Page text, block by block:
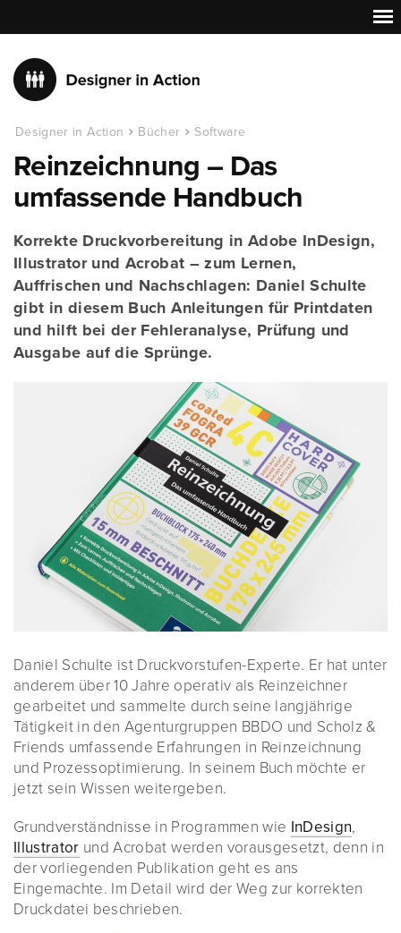
Designer in Action Bücher Software
Reinzeichnung – Das
umfassende Handbuch
Korrekte Druckvorbereitung in Adobe InDesign,
Illustrator und Acrobat – zum Lernen,
Auffrischen und Nachschlagen: Daniel Schulte
gibt in diesem Buch Anleitungen für Printdaten
und hilft bei der Fehleranalyse, Prüfung und
Ausgabe auf die Sprünge.
Daniel Schulte ist Druckvorstufen-Experte. Er hat unter
anderem über 10 Jahre operativ als Reinzeichner
gearbeitet und sammelte durch seine langjährige
Tätigkeit in den Agenturgruppen BBDO und Scholz &
Friends umfassende Erfahrungen in Reinzeichnung
und Prozessoptimierung. In seinem Buch möchte er
jetzt sein Wissen weitergeben.
Grundverständnisse in Programmen wie InDesign,
Illustrator und Acrobat werden vorausgesetzt, denn in
der vorliegenden Publikation geht es ans
Eingemachte. Im Detail wird der Weg zur korrekten
Druckdatei beschrieben.